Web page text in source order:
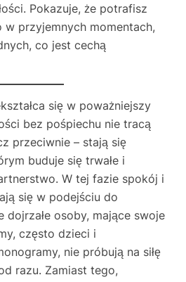
Pokazuje, że potrafisz
przyjemnych momentach,
co jest cechą
się w poważniejszy
bez pośpiechu nie tracą
przeciwnie – stają się
buduje się trwałe i
W tej fazie spokój i
się w podejściu do
dojrzałe osoby, mające swoje
często dzieci i
nie próbują na siłę
razu. Zamiast tego,